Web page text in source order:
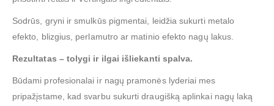
Sodrūs, gryni ir smulkūs pigmentai, leidžia sukurti metalo
efekto, blizgius, perlamutro ar matinio efekto nagų lakus.
Rezultatas – tolygi ir ilgai išliekanti spalva.
Būdami profesionalai ir nagų pramonės lyderiai mes
pripažįstame, kad svarbu sukurti draugišką aplinkai nagų laką